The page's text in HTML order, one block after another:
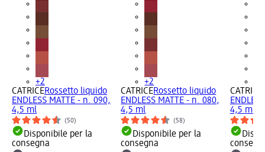
+2
CATRICERossetto liquido
ENDLESS MATTE - n. 090,
4,5 ml
(50)
Disponibile per la
consegna
+2
CATRICERossetto liquido
ENDLESS MATTE - n. 080,
4,5 ml
(58)
Disponibile per la
consegna
CATRICE
4,5 ml